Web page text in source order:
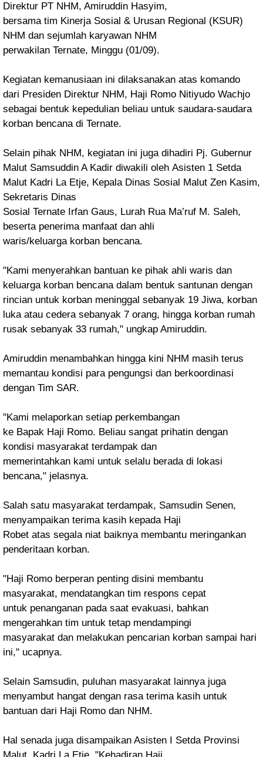
Direktur PT NHM, Amiruddin Hasyim,
bersama tim Kinerja Sosial & Urusan Regional (KSUR)
NHM dan sejumlah karyawan NHM
perwakilan Ternate, Minggu (01/09).
Kegiatan kemanusiaan ini dilaksanakan atas komando
dari Presiden Direktur NHM, Haji Romo Nitiyudo Wachjo
sebagai bentuk kepedulian beliau untuk saudara-saudara
korban bencana di Ternate.
Selain pihak NHM, kegiatan ini juga dihadiri Pj. Gubernur
Malut Samsuddin A Kadir diwakili oleh Asisten 1 Setda
Malut Kadri La Etje, Kepala Dinas Sosial Malut Zen Kasim,
Sekretaris Dinas
Sosial Ternate Irfan Gaus, Lurah Rua Ma’ruf M. Saleh,
beserta penerima manfaat dan ahli
waris/keluarga korban bencana.
"Kami menyerahkan bantuan ke pihak ahli waris dan
keluarga korban bencana dalam bentuk santunan dengan
rincian untuk korban meninggal sebanyak 19 Jiwa, korban
luka atau cedera sebanyak 7 orang, hingga korban rumah
rusak sebanyak 33 rumah," ungkap Amiruddin.
Amiruddin menambahkan hingga kini NHM masih terus
memantau kondisi para pengungsi dan berkoordinasi
dengan Tim SAR.
"Kami melaporkan setiap perkembangan
ke Bapak Haji Romo. Beliau sangat prihatin dengan
kondisi masyarakat terdampak dan
memerintahkan kami untuk selalu berada di lokasi
bencana," jelasnya.
Salah satu masyarakat terdampak, Samsudin Senen,
menyampaikan terima kasih kepada Haji
Robet atas segala niat baiknya membantu meringankan
penderitaan korban.
"Haji Romo berperan penting disini membantu
masyarakat, mendatangkan tim respons cepat
untuk penanganan pada saat evakuasi, bahkan
mengerahkan tim untuk tetap mendampingi
masyarakat dan melakukan pencarian korban sampai hari
ini," ucapnya.
Selain Samsudin, puluhan masyarakat lainnya juga
menyambut hangat dengan rasa terima kasih untuk
bantuan dari Haji Romo dan NHM.
Hal senada juga disampaikan Asisten I Setda Provinsi